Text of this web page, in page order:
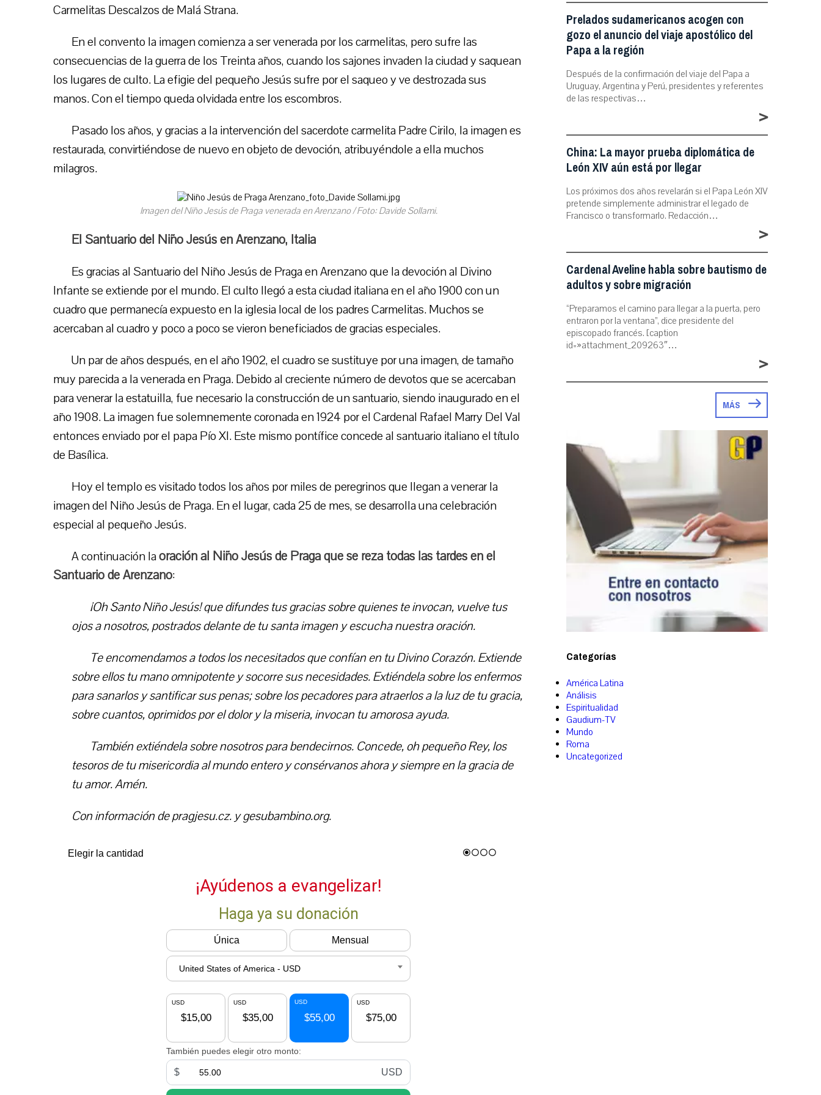
Carmelitas Descalzos de Malá Strana.
En el convento la imagen comienza a ser venerada por los carmelitas, pero sufre las
consecuencias de la guerra de los Treinta años, cuando los sajones invaden la ciudad y saquean
los lugares de culto. La efigie del pequeño Jesús sufre por el saqueo y ve destrozada sus
manos. Con el tiempo queda olvidada entre los escombros.
Pasado los años, y gracias a la intervención del sacerdote carmelita Padre Cirilo, la imagen es
restaurada, convirtiéndose de nuevo en objeto de devoción, atribuyéndole a ella muchos
milagros.
Imagen del Niño Jesús de Praga venerada en Arenzano / Foto: Davide Sollami.
El Santuario del Niño Jesús en Arenzano, Italia
Es gracias al Santuario del Niño Jesús de Praga en Arenzano que la devoción al Divino
Infante se extiende por el mundo. El culto llegó a esta ciudad italiana en el año 1900 con un
cuadro que permanecía expuesto en la iglesia local de los padres Carmelitas. Muchos se
acercaban al cuadro y poco a poco se vieron beneficiados de gracias especiales.
Un par de años después, en el año 1902, el cuadro se sustituye por una imagen, de tamaño
muy parecida a la venerada en Praga. Debido al creciente número de devotos que se acercaban
para venerar la estatuilla, fue necesario la construcción de un santuario, siendo inaugurado en el
año 1908. La imagen fue solemnemente coronada en 1924 por el Cardenal Rafael Marry Del Val
entonces enviado por el papa Pío XI. Este mismo pontífice concede al santuario italiano el título
de Basílica.
Hoy el templo es visitado todos los años por miles de peregrinos que llegan a venerar la
imagen del Niño Jesús de Praga. En el lugar, cada 25 de mes, se desarrolla una celebración
especial al pequeño Jesús.
A continuación laoración al Niño Jesús de Praga que se reza todas las tardes en el
Santuario de Arenzano:
¡Oh Santo Niño Jesús! que difundes tus gracias sobre quienes te invocan, vuelve tus
ojos a nosotros, postrados delante de tu santa imagen y escucha nuestra oración.
Te encomendamos a todos los necesitados que confían en tu Divino Corazón. Extiende
sobre ellos tu mano omnipotente y socorre sus necesidades. Extiéndela sobre los enfermos
para sanarlos y santificar sus penas; sobre los pecadores para atraerlos a la luz de tu gracia,
sobre cuantos, oprimidos por el dolor y la miseria, invocan tu amorosa ayuda.
También extiéndela sobre nosotros para bendecirnos. Concede, oh pequeño Rey, los
tesoros de tu misericordia al mundo entero y consérvanos ahora y siempre en la gracia de
tu amor. Amén.
Con información de pragjesu.cz. y gesubambino.org.
Prelados sudamericanos acogen con
gozo el anuncio del viaje apostólico del
Papa a la región
Después de la confirmación del viaje del Papa a
Uruguay, Argentina y Perú, presidentes y referentes
de las respectivas…
>
China: La mayor prueba diplomática de
León XIV aún está por llegar
Los próximos dos años revelarán si el Papa León XIV
pretende simplemente administrar el legado de
Francisco o transformarlo. Redacción…
>
Cardenal Aveline habla sobre bautismo de
adultos y sobre migración
“Preparamos el camino para llegar a la puerta, pero
entraron por la ventana”, dice presidente del
episcopado francés. [caption
id=»attachment_209263″…
>
MÁS
Categorías
América Latina
Análisis
Espiritualidad
Gaudium-TV
Mundo
Roma
Uncategorized